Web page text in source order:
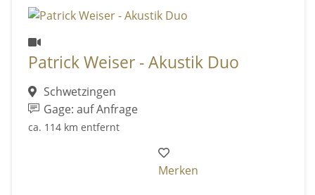
Patrick Weiser - Akustik Duo
Schwetzingen
Gage: auf Anfrage
ca. 114 km entfernt
Merken